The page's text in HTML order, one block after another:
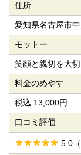
住所
愛知県名古屋市
モットー
笑顔と親切を大
料金のめやす
税込 13,000円
口コミ評価
5.0（